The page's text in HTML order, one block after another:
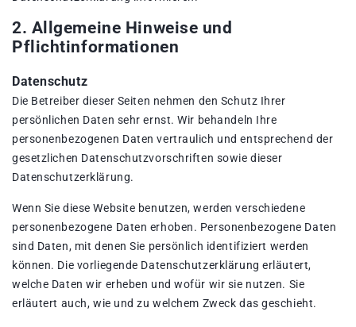
2. Allgemeine Hinweise und
Pflichtinformationen
Datenschutz
Die Betreiber dieser Seiten nehmen den Schutz Ihrer
persönlichen Daten sehr ernst. Wir behandeln Ihre
personenbezogenen Daten vertraulich und entsprechend der
gesetzlichen Datenschutzvorschriften sowie dieser
Datenschutzerklärung.
Wenn Sie diese Website benutzen, werden verschiedene
personenbezogene Daten erhoben. Personenbezogene Daten
sind Daten, mit denen Sie persönlich identifiziert werden
können. Die vorliegende Datenschutzerklärung erläutert,
welche Daten wir erheben und wofür wir sie nutzen. Sie
erläutert auch, wie und zu welchem Zweck das geschieht.